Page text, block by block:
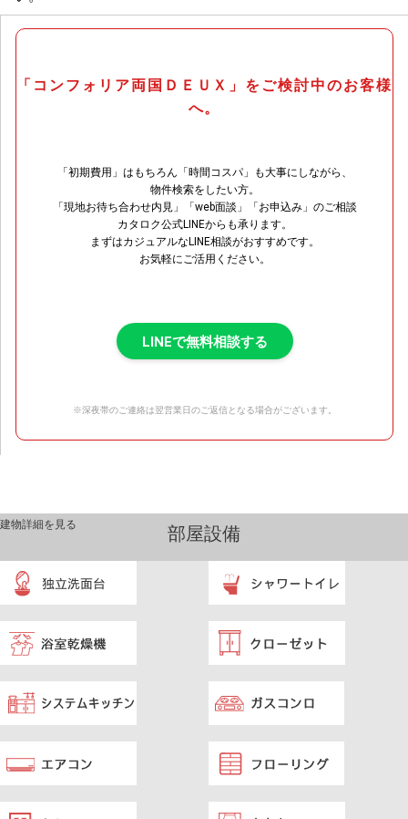
「コンフォリア両国ＤＥＵＸ」をご検討中のお客様
へ。
「初期費用」はもちろん「時間コスパ」も大事にしながら、
物件検索をしたい方。
「現地お待ち合わせ内見」「web面談」「お申込み」のご相談
カタロク公式LINEからも承ります。
まずはカジュアルなLINE相談がおすすめです。
お気軽にご活用ください。
LINEで無料相談する
※深夜帯のご連絡は翌営業日のご返信となる場合がございます。
部屋設備
建物詳細を見る